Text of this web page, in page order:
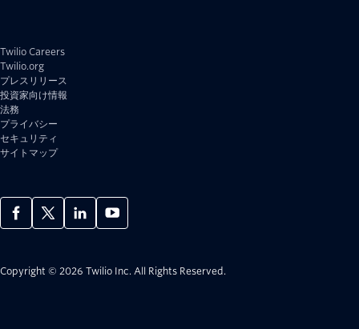
Twilio Careers
Twilio.org
プレスリリース
投資家向け情報
法務
プライバシー
セキュリティ
サイトマップ
Copyright © 2026 Twilio Inc. All Rights Reserved.